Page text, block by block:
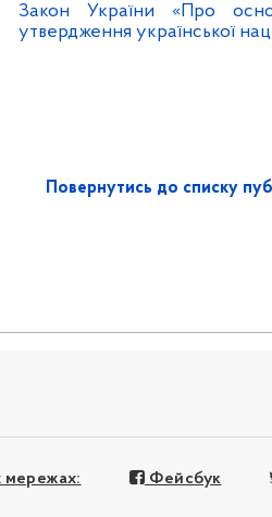
Закон України «Про
утвердження української
Повернутись до списку
мережах: Фейсбук